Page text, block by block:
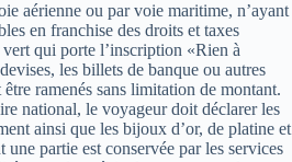
aérienne ou par voie maritime, n’ayant
en franchise des droits et taxes
qui porte l’inscription «Rien à
les billets de banque ou autres
ramenés sans limitation de montant.
national, le voyageur doit déclarer les
ainsi que les bijoux d’or, de platine et
partie est conservée par les services